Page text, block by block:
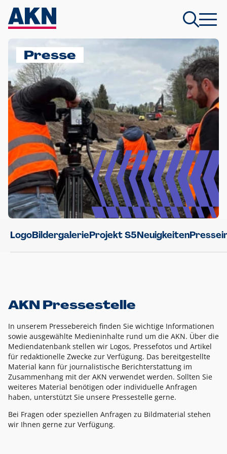
Presse
LogoBildergalerieProjekt S5Neuigkeiten
AKN Pressestelle
In unserem Pressebereich finden Sie wichtige Informationen
sowie ausgewählte Medieninhalte rund um die AKN. Über die
Mediendatenbank stellen wir Logos, Pressefotos und Artikel
für redaktionelle Zwecke zur Verfügung. Das bereitgestellte
Material kann für journalistische Berichterstattung im
Zusammenhang mit der AKN verwendet werden. Sollten Sie
weiteres Material benötigen oder individuelle Anfragen
haben, unterstützt Sie unsere Pressestelle gerne.
Bei Fragen oder speziellen Anfragen zu Bildmaterial stehen
wir Ihnen gerne zur Verfügung.